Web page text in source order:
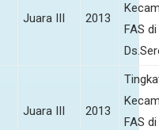
Juara III 2013
FAS di
Juara III 2013
FAS di